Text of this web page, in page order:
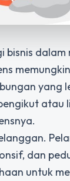
dalam
yang
atau
dan
untuk